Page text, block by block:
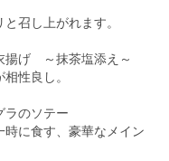
召し上がれます。
揚げ ～抹茶塩添え～
性良し。
ラのソテー
に食す、豪華なメイン